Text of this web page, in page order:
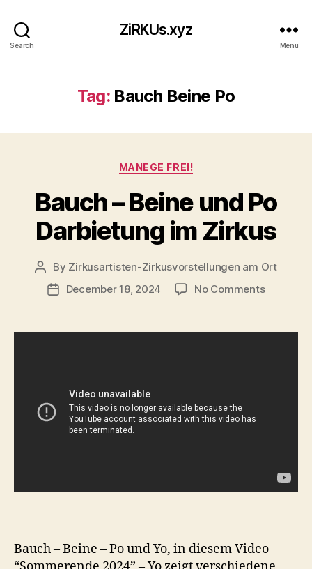
Search
ZiRKUs.xyz
Menu
Tag: Bauch Beine Po
Categories
MANEGE FREI!
Bauch – Beine und Po
Darbietung im Zirkus
Post
author
By Zirkusartisten-Zirkusvorstellungen am Ort
PostDecember 18, 2024 No Commentson
Beine
Bauch – Beine – Po und Yo, in diesem Video